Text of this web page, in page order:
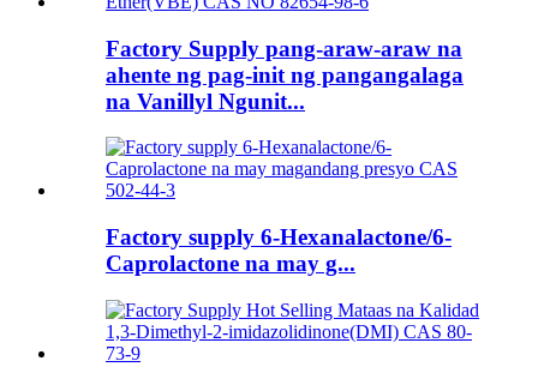
Factory Supply pang-araw-araw na
ahente ng pag-init ng pangangalaga
na Vanillyl Ngunit...
Factory supply 6-Hexanalactone/6-
Caprolactone na may g...